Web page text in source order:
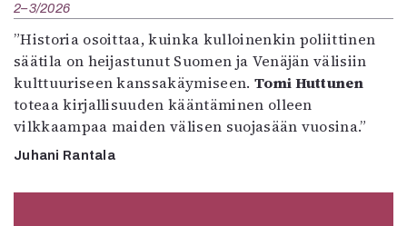
2–3/2026
”Historia osoittaa, kuinka kulloinenkin poliittinen
säätila on heijastunut Suomen ja Venäjän välisiin
kulttuuriseen kanssakäymiseen. Tomi Huttunen
toteaa kirjallisuuden kääntäminen olleen
vilkkaampaa maiden välisen suojasään vuosina.”
Juhani Rantala